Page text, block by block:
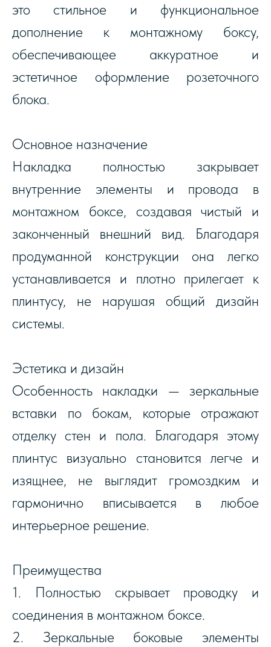
это стильное и функциональное
дополнение к монтажному боксу,
обеспечивающее аккуратное и
эстетичное оформление розеточного
блока.
Основное назначение
Накладка полностью закрывает
внутренние элементы и провода в
монтажном боксе, создавая чистый и
законченный внешний вид. Благодаря
продуманной конструкции она легко
устанавливается и плотно прилегает к
плинтусу, не нарушая общий дизайн
системы.
Эстетика и дизайн
Особенность накладки — зеркальные
вставки по бокам, которые отражают
отделку стен и пола. Благодаря этому
плинтус визуально становится легче и
изящнее, не выглядит громоздким и
гармонично вписывается в любое
интерьерное решение.
Преимущества
1. Полностью скрывает проводку и
соединения в монтажном боксе.
2. Зеркальные боковые элементы